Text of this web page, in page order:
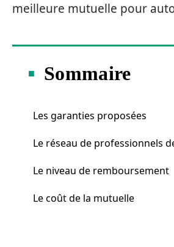
meilleure mutuelle pour
Sommaire
Les garanties proposées
Le réseau de professionnels
Le niveau de remboursement
Le coût de la mutuelle